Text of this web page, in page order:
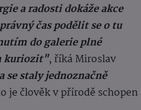
a radosti dokáže akce
čas podělit se o tu
do galerie plné
kuriozit", říká Miroslav
staly jednoznačně
je člověk v přírodě schopen